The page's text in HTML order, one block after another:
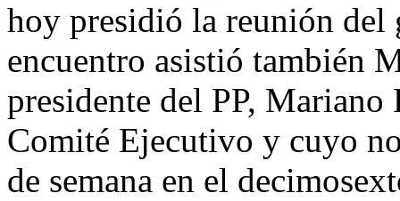
hoy presidió la reunión del
encuentro asistió también
presidente del PP,
Comité Ejecutivo y cuyo
de semana en el